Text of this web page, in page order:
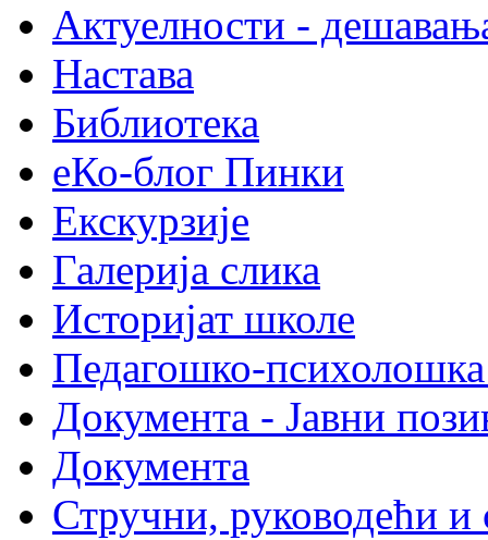
Актуелности -
Настава
Библиотека
еКо-блог Пинки
Екскурзије
Галерија слика
Историјат школе
Педагошко-психолошка
Документа - Јавни
Документа
Стручни, руководећи и